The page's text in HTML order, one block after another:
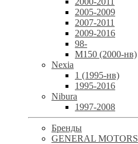
2005-2009
2007-2011
2009-2016
98-
М150 (2000-нв)
Nexia
1 (1995-нв)
1995-2016
Nibura
1997-2008
Бренды
GENERAL MOTORS